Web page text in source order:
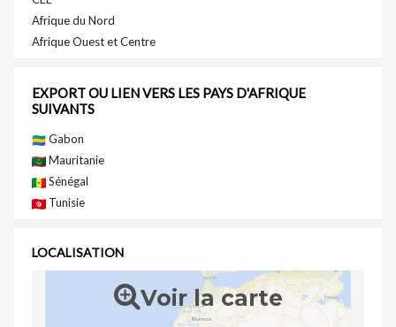
Afrique du Nord
Afrique Ouest et Centre
EXPORT OU LIEN VERS LES PAYS D'AFRIQUE
SUIVANTS
Gabon
Mauritanie
Sénégal
Tunisie
LOCALISATION
Voir la carte